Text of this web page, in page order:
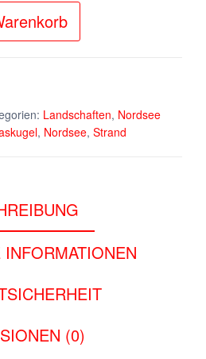
Landschaften, Nordsee
, Nordsee, Strand
(0)